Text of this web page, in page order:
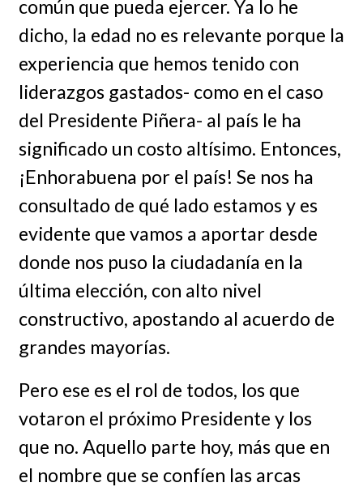
común que pueda ejercer. Ya lo he
dicho, la edad no es relevante porque la
experiencia que hemos tenido con
liderazgos gastados- como en el caso
del Presidente Piñera- al país le ha
significado un costo altísimo. Entonces,
¡Enhorabuena por el país! Se nos ha
consultado de qué lado estamos y es
evidente que vamos a aportar desde
donde nos puso la ciudadanía en la
última elección, con alto nivel
constructivo, apostando al acuerdo de
grandes mayorías.
Pero ese es el rol de todos, los que
votaron el próximo Presidente y los
que no. Aquello parte hoy, más que en
el nombre que se confíen las arcas